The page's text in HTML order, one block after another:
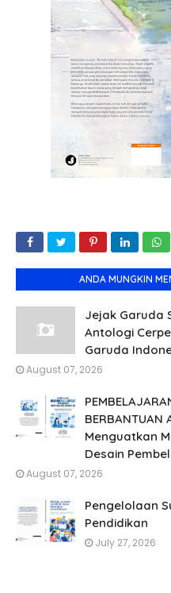
ANDA MUNGKIN
Jejak Garuda
Antologi
Garuda
August 07, 2026
BERBANTUAN
Menguatkan
Desain
August 07, 2026
Pengelolaan
Pendidikan
July 27, 2026